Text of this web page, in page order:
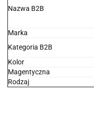
Nazwa B2B
Marka
Kategoria B2B
Kolor
Magentyczna
Rodzaj